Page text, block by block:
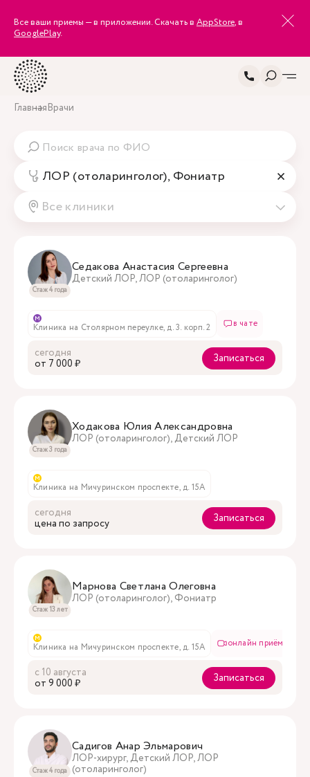
Все ваши приемы — в приложении. Скачать в AppStore, в
GooglePlay.
ГлавнаяВрачи
ЛОР (отоларинголог), Фониатр
Все клиники
Стаж 4 года
Седакова Анастасия Сергеевна
Детский ЛОР, ЛОР (отоларинголог)
м
Клиника на Столярном переулке, д. 3. корп. 2
в чате
сегодня
oт 7 000 ₽
Записаться
Стаж 3 года
Ходакова Юлия Александровна
ЛОР (отоларинголог), Детский ЛОР
м
Клиника на Мичуринском проспекте, д. 15А
сегодня
цена по запросу
Записаться
Стаж 13 лет
Марнова Светлана Олеговна
ЛОР (отоларинголог), Фониатр
м
Клиника на Мичуринском проспекте, д. 15А
онлайн приём
с 10 августа
oт 9 000 ₽
Записаться
Стаж 4 года
Садигов Анар Эльмарович
ЛОР-хирург, Детский ЛОР, ЛОР
(отоларинголог)